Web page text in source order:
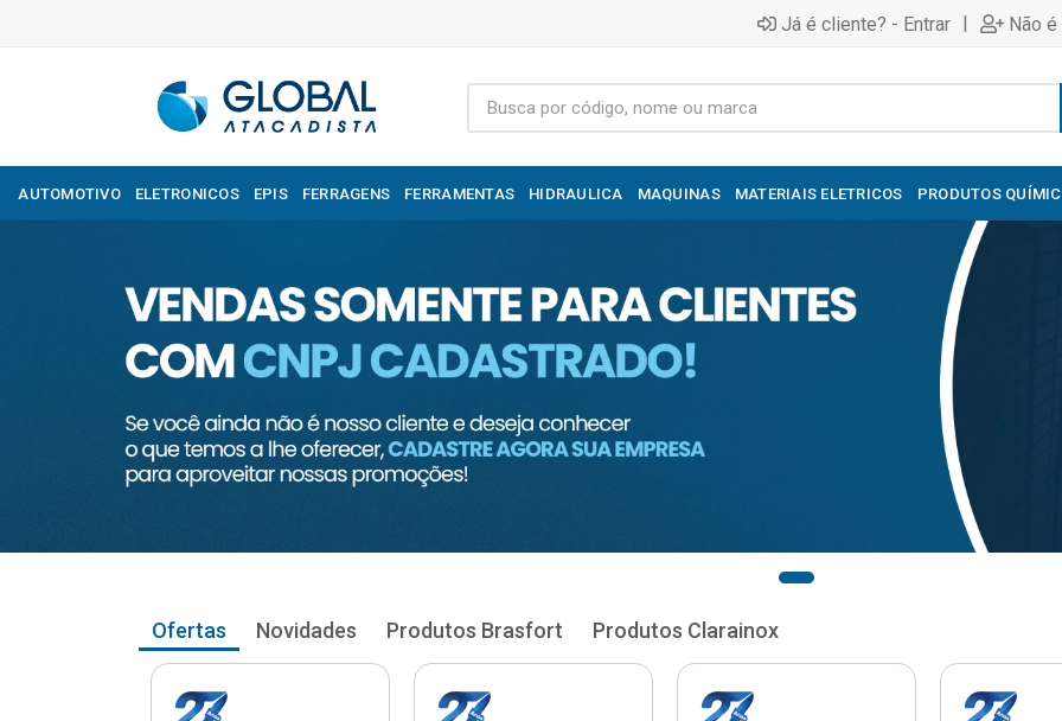
Já é cliente? - Entrar | Não
AUTOMOTIVO ELETRONICOS EPIS FERRAGENS FERRAMENTAS HIDRAULICA MAQUINAS MATERIAIS ELETRICOS PRODUTOS
Ofertas Novidades Produtos Brasfort Produtos Clarainox